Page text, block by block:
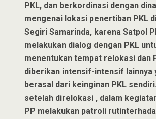
PKL, dan berkordinasi dengan
mengenai lokasi penertiban PKL
Segiri Samarinda, karena Satpol
melakukan dialog dengan PKL
menentukan tempat relokasi dan
diberikan intensif-intensif lainnya
berasal dari keinginan PKL
setelah direlokasi , dalam
PP melakukan patroli